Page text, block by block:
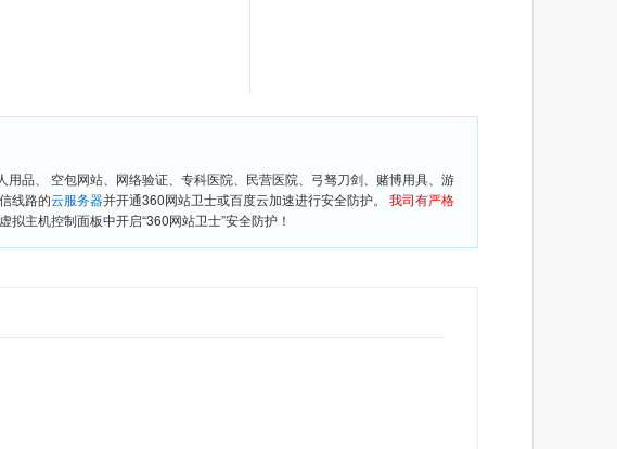
品、 空包网站、网络验证、专科医院、民营医院、弓驽刀剑、赌博用具、游
线路的云服务器并开通360网站卫士或百度云加速进行安全防护。 我司有严格
主机控制面板中开启“360网站卫士”安全防护！